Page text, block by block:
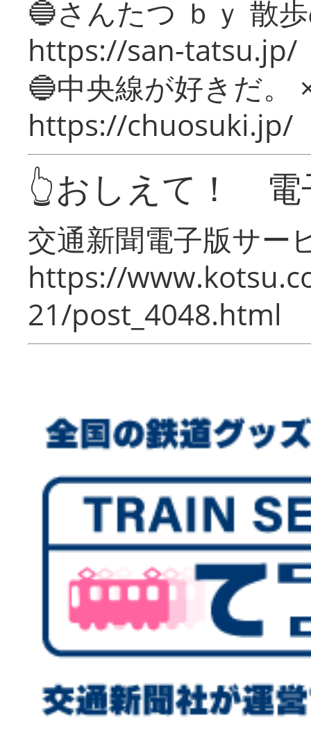
🔵さんたつ ｂｙ 散
https://san-tatsu.jp/
🔵中央線が好きだ。
https://chuosuki.jp/
👆おしえて！ 電
交通新聞電子版サー
https://
21/post_4048.html